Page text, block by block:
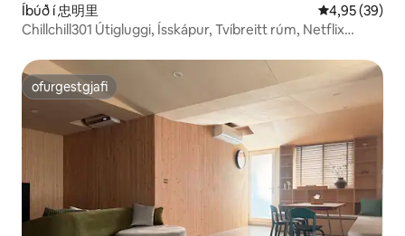
Íbúð í 忠明里 4,95 af 5 í
4,95 (39)
Chillchill301 Útigluggi, Ísskápur, Tvíbreitt rúm, Netflix
ofurgestgjafi
ofurgestgjafi